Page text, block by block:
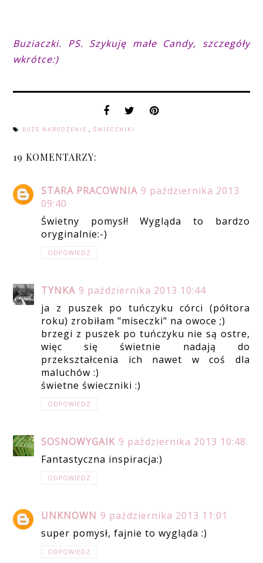
Buziaczki. PS. Szykuję małe Candy, szczegóły
wkrótce:)
BOŻE NARODZENIE,ŚWIECZNIKI
19 KOMENTARZY:
STARA PRACOWNIA 9 października 2013
09:40
Świetny pomysł! Wygląda to bardzo
oryginalnie:-)
ODPOWIEDZ
TYNKA 9 października 2013 10:44
ja z puszek po tuńczyku córci (półtora
roku) zrobiłam "miseczki" na owoce ;)
brzegi z puszek po tuńczyku nie są ostre,
więc się świetnie nadają do
przekształcenia ich nawet w coś dla
maluchów :)
świetne świeczniki :)
ODPOWIEDZ
SOSNOWYGAIK 9 października 2013 10:48
Fantastyczna inspiracja:)
ODPOWIEDZ
UNKNOWN 9 października 2013 11:01
super pomysł, fajnie to wygląda :)
ODPOWIEDZ